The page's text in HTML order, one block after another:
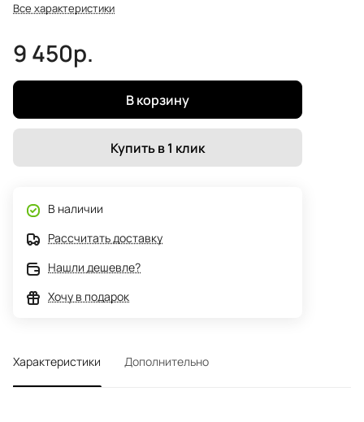
Все характеристики
9 450р.
В корзину
Купить в 1 клик
В наличии
Рассчитать доставку
Нашли дешевле?
Хочу в подарок
Характеристики Дополнительно